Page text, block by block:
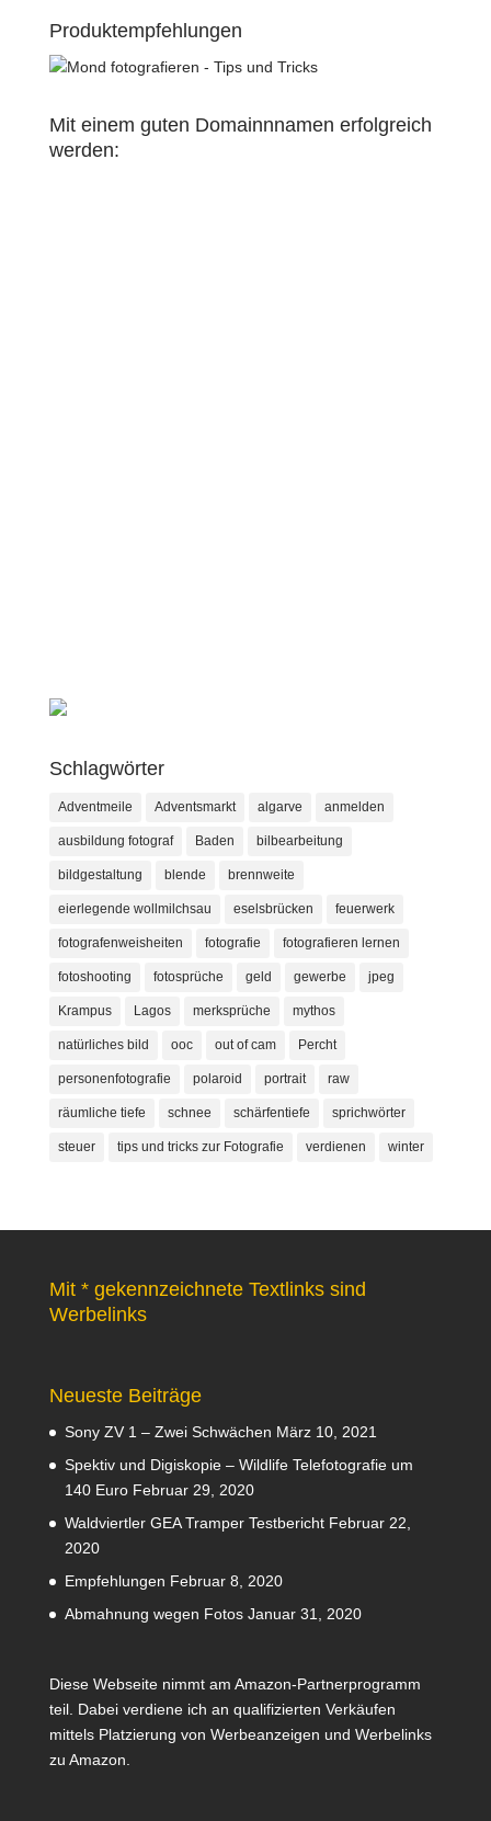
Produktempfehlungen
Mit einem guten Domainnnamen erfolgreich
werden:
Schlagwörter
Adventmeile Adventsmarkt algarve anmelden
ausbildung fotograf Baden bilbearbeitung
bildgestaltung blende brennweite
eierlegende wollmilchsau eselsbrücken feuerwerk
fotografenweisheiten fotografie fotografieren lernen
fotoshooting fotosprüche geld gewerbe jpeg
Krampus Lagos merksprüche mythos
natürliches bild ooc out of cam Percht
personenfotografie polaroid portrait raw
räumliche tiefe schnee schärfentiefe sprichwörter
steuer tips und tricks zur Fotografie verdienen winter
Mit * gekennzeichnete Textlinks sind
Werbelinks
Neueste Beiträge
Sony ZV 1 – Zwei Schwächen März 10, 2021
Spektiv und Digiskopie – Wildlife Telefotografie um
140 Euro Februar 29, 2020
Waldviertler GEA Tramper Testbericht Februar 22,
2020
Empfehlungen Februar 8, 2020
Abmahnung wegen Fotos Januar 31, 2020
Diese Webseite nimmt am Amazon-Partnerprogramm
teil. Dabei verdiene ich an qualifizierten Verkäufen
mittels Platzierung von Werbeanzeigen und Werbelinks
zu Amazon.